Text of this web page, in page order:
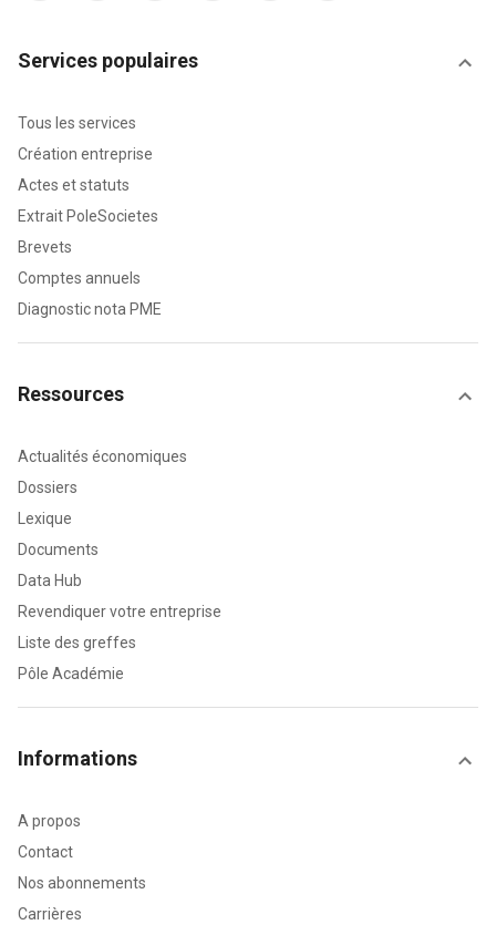
Services populaires
Tous les services
Création entreprise
Actes et statuts
Extrait PoleSocietes
Brevets
Comptes annuels
Diagnostic nota PME
Ressources
Actualités économiques
Dossiers
Lexique
Documents
Data Hub
Revendiquer votre entreprise
Liste des greffes
Pôle Académie
Informations
A propos
Contact
Nos abonnements
Carrières